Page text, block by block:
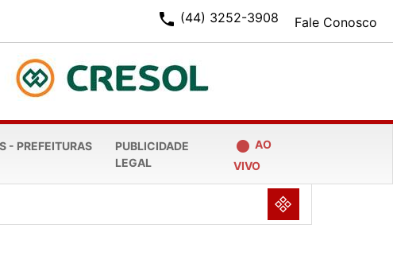
Fale Conosco
phone (44) 3252-3908
- PREFEITURAS
PUBLICIDADE
LEGAL
fiber_manual_record AO
VIVO
NULL